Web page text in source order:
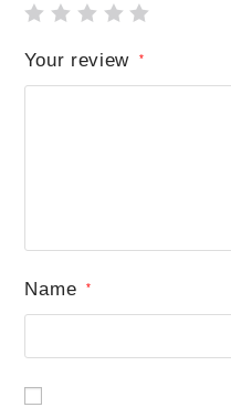
Your review *
Name *